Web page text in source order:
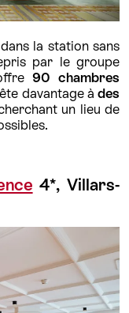
la station sans
par le groupe
90 chambres
davantage à des
un lieu de
4*, Villars-